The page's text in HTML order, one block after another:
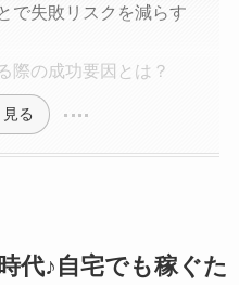
で失敗リスクを減らす
際の成功要因とは？
る
代♪自宅でも稼ぐた